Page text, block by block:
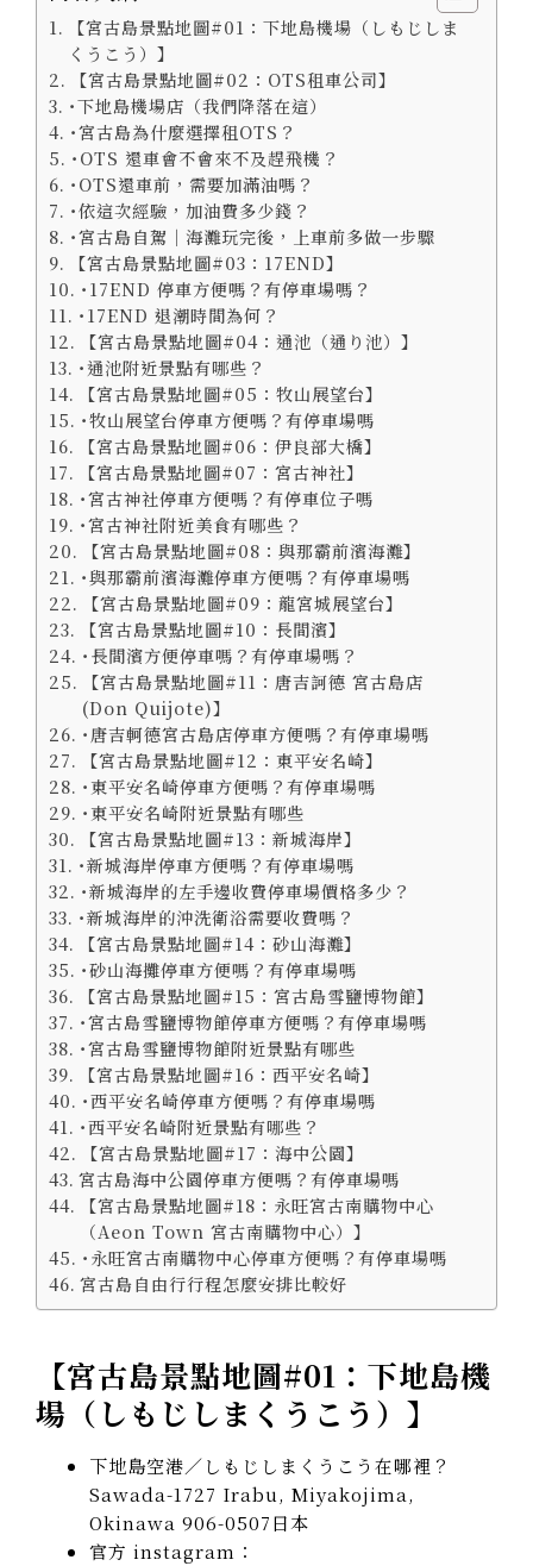
【宮古島景點地圖#01：下地島機場（しもじしま
くうこう）】
【宮古島景點地圖#02：OTS租車公司】
･下地島機場店（我們降落在這）
･宮古島為什麼選擇租OTS？
･OTS 還車會不會來不及趕飛機？
･OTS還車前，需要加滿油嗎？
･依這次經驗，加油費多少錢？
･宮古島自駕｜海灘玩完後，上車前多做一步驟
【宮古島景點地圖#03：17END】
･17END 停車方便嗎？有停車場嗎？
･17END 退潮時間為何？
【宮古島景點地圖#04：通池（通り池）】
･通池附近景點有哪些？
【宮古島景點地圖#05：牧山展望台】
･牧山展望台停車方便嗎？有停車場嗎
【宮古島景點地圖#06：伊良部大橋】
【宮古島景點地圖#07：宮古神社】
･宮古神社停車方便嗎？有停車位子嗎
･宮古神社附近美食有哪些？
【宮古島景點地圖#08：與那霸前濱海灘】
･與那霸前濱海灘停車方便嗎？有停車場嗎
【宮古島景點地圖#09：龍宮城展望台】
【宮古島景點地圖#10：長間濱】
･長間濱方便停車嗎？有停車場嗎？
【宮古島景點地圖#11：唐吉訶德 宮古島店
(Don Quijote)】
･唐吉軻德宮古島店停車方便嗎？有停車場嗎
【宮古島景點地圖#12：東平安名崎】
･東平安名崎停車方便嗎？有停車場嗎
･東平安名崎附近景點有哪些
【宮古島景點地圖#13：新城海岸】
･新城海岸停車方便嗎？有停車場嗎
･新城海岸的左手邊收費停車場價格多少？
･新城海岸的沖洗衛浴需要收費嗎？
【宮古島景點地圖#14：砂山海灘】
･砂山海攤停車方便嗎？有停車場嗎
【宮古島景點地圖#15：宮古島雪鹽博物館】
･宮古島雪鹽博物館停車方便嗎？有停車場嗎
･宮古島雪鹽博物館附近景點有哪些
【宮古島景點地圖#16：西平安名崎】
･西平安名崎停車方便嗎？有停車場嗎
･西平安名崎附近景點有哪些？
【宮古島景點地圖#17：海中公園】
宮古島海中公園停車方便嗎？有停車場嗎
【宮古島景點地圖#18：永旺宮古南購物中心
（Aeon Town 宮古南購物中心）】
･永旺宮古南購物中心停車方便嗎？有停車場嗎
宮古島自由行行程怎麼安排比較好
【宮古島景點地圖#01：下地島機
場（しもじしまくうこう） 】
下地島空港／しもじしまくうこう在哪裡？
Sawada-1727 Irabu, Miyakojima,
Okinawa 906-0507日本
官方 instagram：